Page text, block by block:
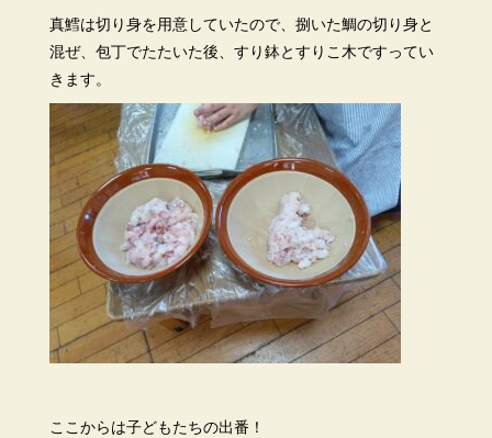
真鱈は切り身を用意していたので、捌いた鯛の切り身と
混ぜ、包丁でたたいた後、すり鉢とすりこ木ですってい
きます。
ここからは子どもたちの出番！